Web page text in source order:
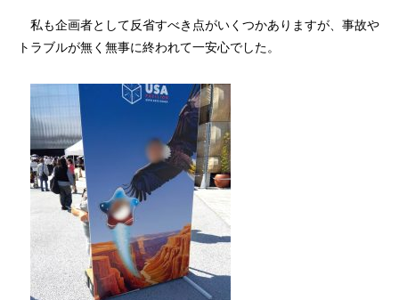
私も企画者として反省すべき点がいくつかありますが、事故や
トラブルが無く無事に終われて一安心でした。